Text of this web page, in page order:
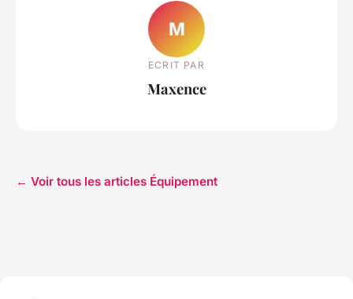
M
ECRIT PAR
Maxence
← Voir tous les articles Équipement